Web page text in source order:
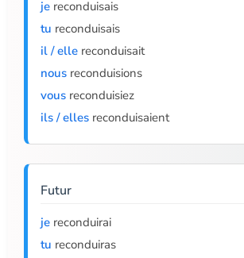
je reconduisais
tu reconduisais
il / elle reconduisait
nous reconduisions
vous reconduisiez
ils / elles reconduisaient
Futur
je reconduirai
tu reconduiras